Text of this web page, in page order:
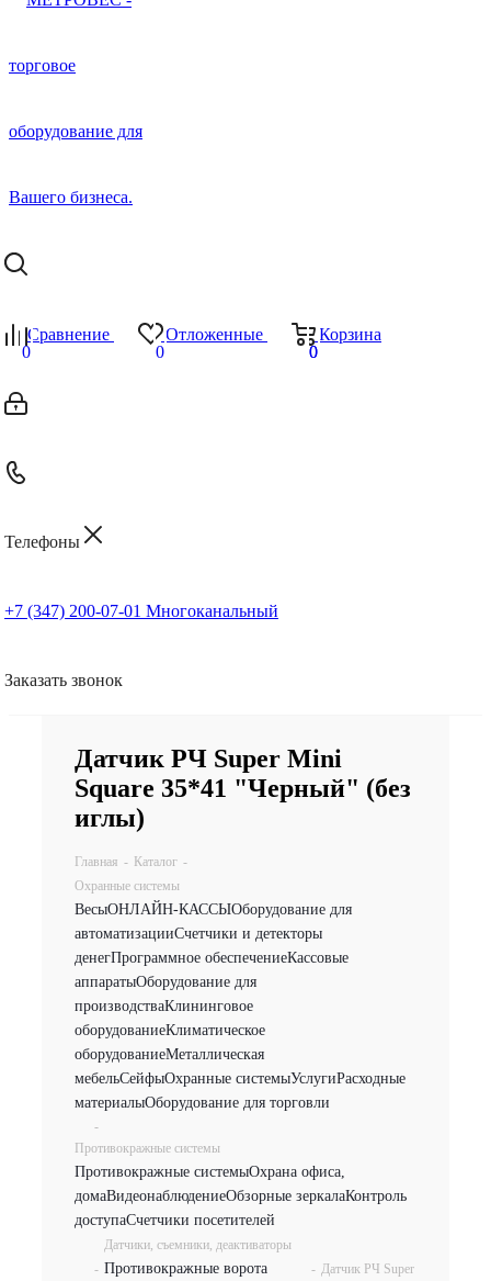
Сравнение
0
Отложенные
0
Корзина
0
0
Телефоны
+7 (347) 200-07-01 Многоканальный
Заказать звонок
Датчик РЧ Super Mini
Square 35*41 "Черный" (без
иглы)
Главная - Каталог -
Охранные системы
ВесыОНЛАЙН-КАССЫОборудование для
автоматизацииСчетчики и детекторы
денегПрограммное обеспечениеКассовые
аппаратыОборудование для
производстваКлининговое
оборудованиеКлиматическое
оборудованиеМеталлическая
мебельСейфыОхранные системыУслугиРасходные
материалыОборудование для торговли
-
Противокражные системы
Противокражные системыОхрана офиса,
домаВидеонаблюдениеОбзорные зеркалаКонтроль
доступаСчетчики посетителей
-
Датчики, съемники, деактиваторы
Противокражные ворота - Датчик РЧ Super